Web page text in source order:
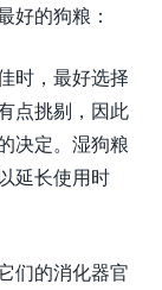
好的狗粮：
时，最好选择
点挑剔，因此
决定。湿狗粮
延长使用时
们的消化器官